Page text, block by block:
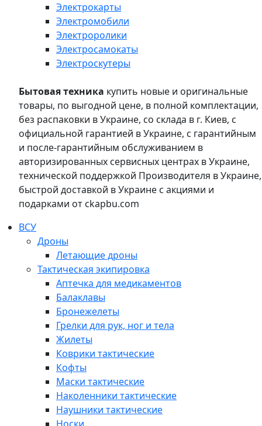
Электрокарты
Электромобили
Электроролики
Электросамокаты
Электроскутеры
Бытовая техника купить новые и оригинальные
товары, по выгодной цене, в полной комплектации,
без распаковки в Украине, со склада в г. Киев, с
официальной гарантией в Украине, с гарантийным
и после-гарантийным обслуживанием в
авторизированных сервисных центрах в Украине,
технической поддержкой Производителя в Украине,
быстрой доставкой в Украине с акциями и
подарками от ckapbu.com
ВСУ
Дроны
Летающие дроны
Тактическая экипировка
Аптечка для медикаментов
Балаклавы
Бронежелеты
Грелки для рук, ног и тела
Жилеты
Коврики тактические
Кофты
Маски тактические
Наколенники тактические
Наушники тактические